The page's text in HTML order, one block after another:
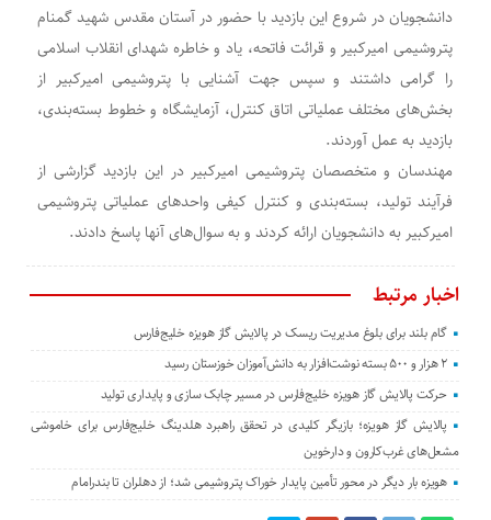
دانشجویان در شروع این بازدید با حضور در آستان مقدس شهید گمنام
پتروشیمی امیرکبیر و قرائت فاتحه، یاد و خاطره شهدای انقلاب اسلامی
را گرامی داشتند و سپس جهت آشنایی با پتروشیمی امیرکبیر از
بخش‌های مختلف عملیاتی اتاق کنترل، آزمایشگاه و خطوط بسته‌بندی،
بازدید به عمل آوردند.
مهندسان و متخصصان پتروشیمی امیرکبیر در این بازدید گزارشی از
فرآیند تولید، بسته‌بندی و کنترل کیفی واحدهای عملیاتی پتروشیمی
امیرکبیر به دانشجویان ارائه کردند و به سوال‌های آنها پاسخ دادند.
اخبار مرتبط
گام بلند برای بلوغ مدیریت ریسک در پالایش گاز هویزه خلیج‌فارس
۲ هزار و ۵۰۰ بسته نوشت‌افزار به دانش‌آموزان خوزستان رسید
حرکت پالایش گاز هویزه خلیج‌فارس در مسیر چابک سازی و پایداری تولید
پالایش گاز هویزه؛ بازیگر کلیدی در تحقق راهبرد هلدینگ خلیج‌فارس برای خاموشی
مشعل‌های غرب‌کارون و دارخوین
هویزه بار دیگر در محور تأمین پایدار خوراک پتروشیمی شد؛ از دهلران تا بندرامام